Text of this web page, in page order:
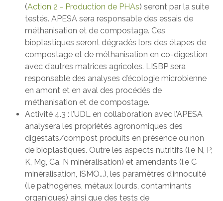
(Action 2 - Production de PHAs) seront par la suite
testés. APESA sera responsable des essais de
méthanisation et de compostage. Ces
bioplastiques seront dégradés lors des étapes de
compostage et de méthanisation en co-digestion
avec d’autres matrices agricoles. LISBP sera
responsable des analyses d’écologie microbienne
en amont et en aval des procédés de
méthanisation et de compostage.
Activité 4.3 : l’UDL en collaboration avec l’APESA
analysera les propriétés agronomiques des
digestats/compost produits en présence ou non
de bioplastiques. Outre les aspects nutritifs (i.e N, P,
K, Mg, Ca, N minéralisation) et amendants (i.e C
minéralisation, ISMO...), les paramètres d’innocuité
(i.e pathogènes, métaux lourds, contaminants
organiques) ainsi que des tests de